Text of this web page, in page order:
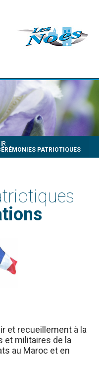
PATRIOTIQUES
et recueillement à la
et militaires de la
au Maroc et en